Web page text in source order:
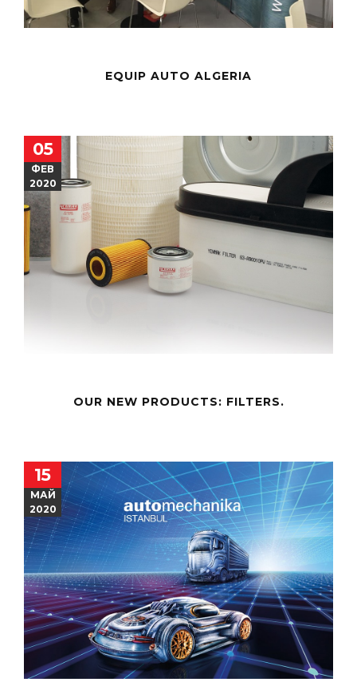
EQUIP AUTO ALGERIA
05
ФЕВ
2020
OUR NEW PRODUCTS: FILTERS.
15
МАЙ
2020